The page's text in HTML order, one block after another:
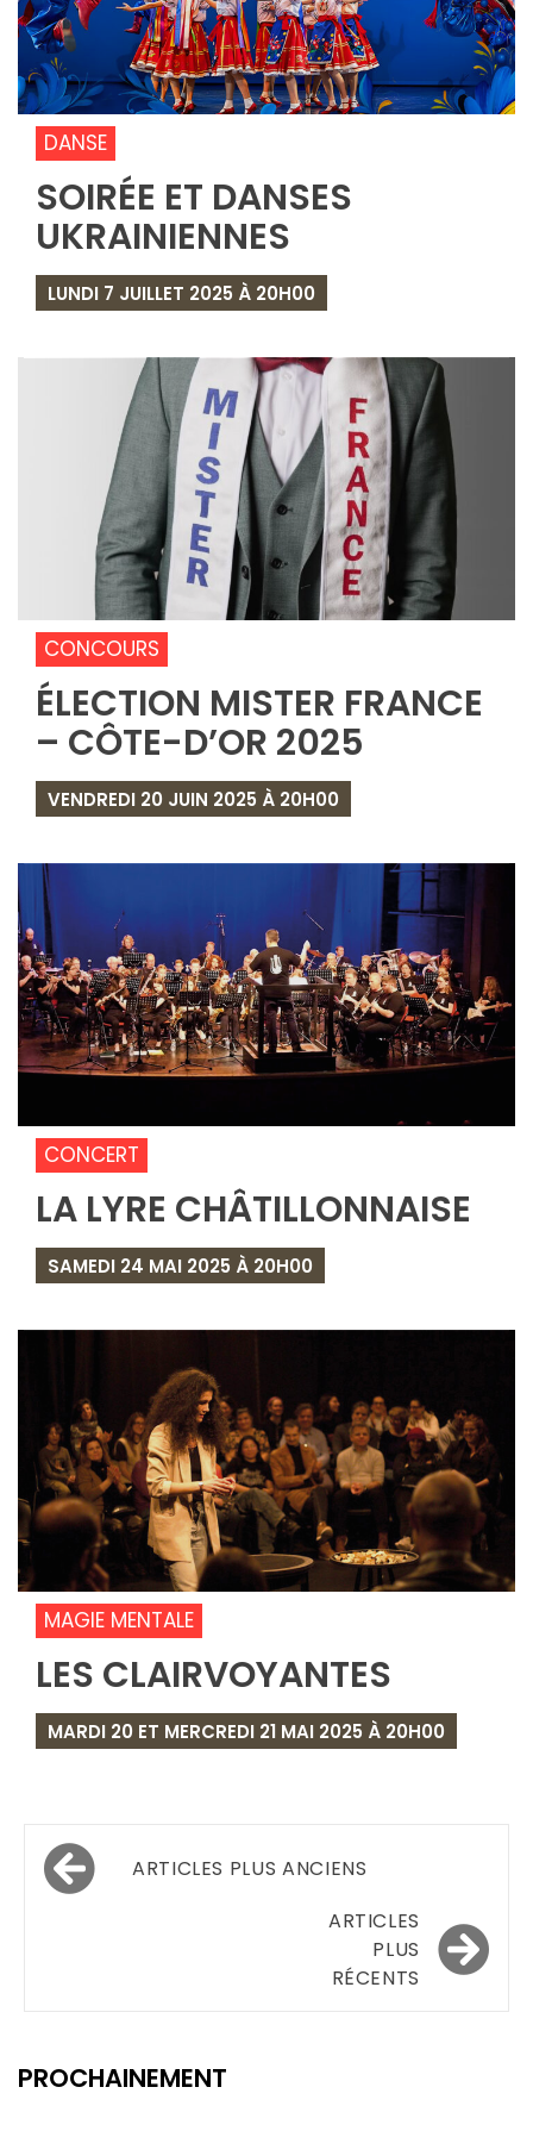
DANSE
SOIRÉE ET DANSES
UKRAINIENNES
LUNDI 7 JUILLET 2025 À 20H00
CONCOURS
ÉLECTION MISTER FRANCE
– CÔTE-D’OR 2025
VENDREDI 20 JUIN 2025 À 20H00
CONCERT
LA LYRE CHÂTILLONNAISE
SAMEDI 24 MAI 2025 À 20H00
MAGIE MENTALE
LES CLAIRVOYANTES
MARDI 20 ET MERCREDI 21 MAI 2025 À 20H00
Navigation
des
ARTICLES PLUS ANCIENS
ARTICLES
PLUS
RÉCENTS
PROCHAINEMENT